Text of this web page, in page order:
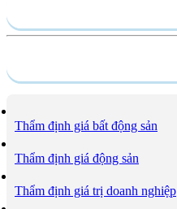
Thẩm định giá bất động sản
Thẩm định giá động sản
Thẩm định giá trị doanh nghiệp